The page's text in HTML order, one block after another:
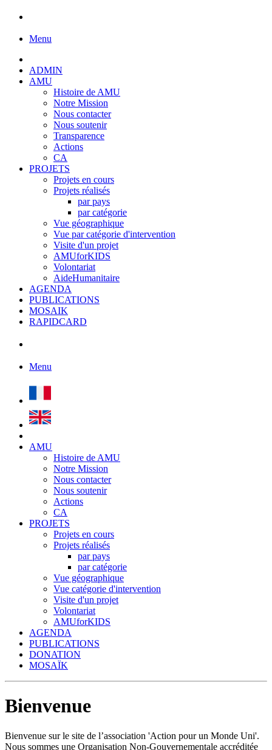
Menu
ADMIN
AMU
Histoire de AMU
Notre Mission
Nous contacter
Nous soutenir
Transparence
Actions
CA
PROJETS
Projets en cours
Projets réalisés
par pays
par catégorie
Vue géographique
Vue par catégorie d'intervention
Visite d'un projet
AMUforKIDS
Volontariat
AideHumanitaire
AGENDA
PUBLICATIONS
MOSAIK
RAPIDCARD
Menu
AMU
Histoire de AMU
Notre Mission
Nous contacter
Nous soutenir
Actions
CA
PROJETS
Projets en cours
Projets réalisés
par pays
par catégorie
Vue géographique
Vue catégorie d'intervention
Visite d'un projet
Volontariat
AMUforKIDS
AGENDA
PUBLICATIONS
DONATION
MOSAÏK
Bienvenue
Bienvenue sur le site de l’association 'Action pour un Monde Uni'.
Nous sommes une Organisation Non-Gouvernementale accréditée